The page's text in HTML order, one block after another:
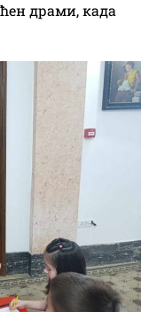
драми, када